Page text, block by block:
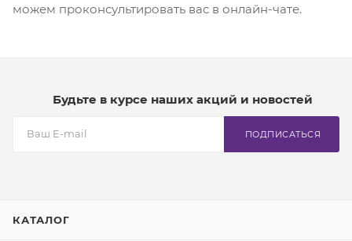
можем проконсультировать вас в онлайн-чате.
Будьте в курсе наших акций и новостей
ПОДПИСАТЬСЯ
КАТАЛОГ